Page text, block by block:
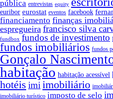
pública entrevistas equity
euribor eurostat eventos facebook
financiamento finanças
espregueira francisco silva
fundbox fundos de investimento
fundos imobiliários fundos
Gonçalo
habitação habitação acessível
hotéis imi imobiliário
imobiliário turístico imposto de selo